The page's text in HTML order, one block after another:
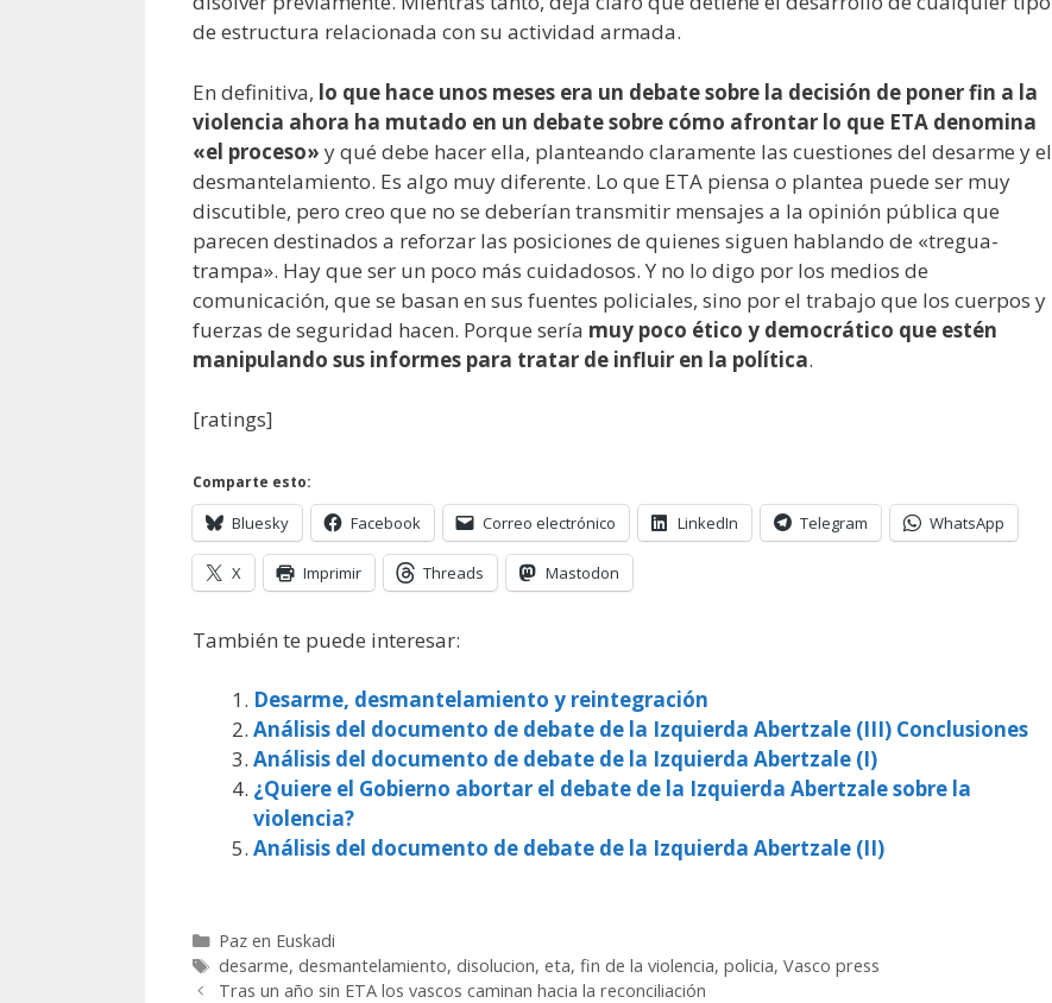
de estructura relacionada con su actividad armada.
En definitiva, lo que hace unos meses era un debate sobre la decisión de poner fin a la
violencia ahora ha mutado en un debate sobre cómo afrontar lo que ETA denomina
«el proceso» y qué debe hacer ella, planteando claramente las cuestiones del desarme y el
desmantelamiento. Es algo muy diferente. Lo que ETA piensa o plantea puede ser muy
discutible, pero creo que no se deberían transmitir mensajes a la opinión pública que
parecen destinados a reforzar las posiciones de quienes siguen hablando de «tregua-
trampa». Hay que ser un poco más cuidadosos. Y no lo digo por los medios de
comunicación, que se basan en sus fuentes policiales, sino por el trabajo que los cuerpos y
fuerzas de seguridad hacen. Porque sería muy poco ético y democrático que estén
manipulando sus informes para tratar de influir en la política.
[ratings]
Comparte esto:
Bluesky Facebook Correo electrónico LinkedIn Telegram WhatsApp
X Imprimir Threads Mastodon
También te puede interesar:
Desarme, desmantelamiento y reintegración
Análisis del documento de debate de la Izquierda Abertzale (III) Conclusiones
Análisis del documento de debate de la Izquierda Abertzale (I)
¿Quiere el Gobierno abortar el debate de la Izquierda Abertzale sobre la
violencia?
Análisis del documento de debate de la Izquierda Abertzale (II)
Categorías
Paz en Euskadi
Etiquetas
desarme, desmantelamiento, disolucion, eta, fin de la violencia, policia, Vasco press
Tras un año sin ETA los vascos caminan hacia la reconciliación